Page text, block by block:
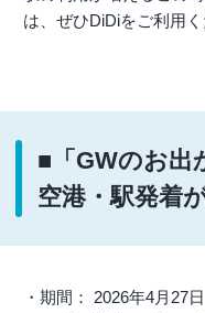
は、ぜひDiDiをご利用く
■「GWのお出
空港・駅発着
・期間： 2026年4月27